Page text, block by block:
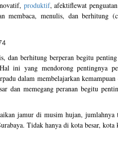
produktif, afektiflewat
membaca, menulis, dan berhitung
dan berhitung berperan begitu
ini yang mendorong pentingnya
dalam membelajarkan
dan memegang peranan begitu
jamur di musim hujan, jumlahnya
Tidak hanya di kota besar,